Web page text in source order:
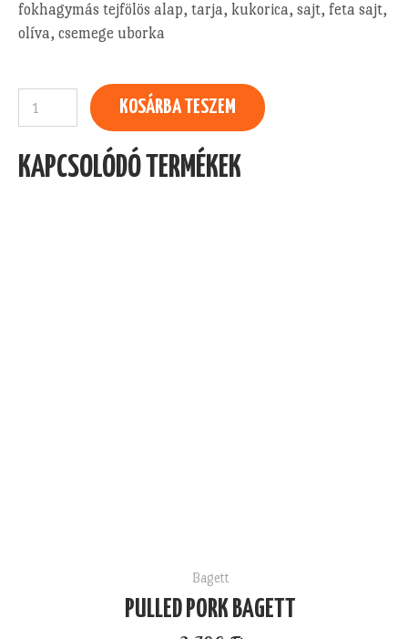
fokhagymás tejfölös alap, tarja, kukorica, sajt, feta sajt,
olíva, csemege uborka
Csücsi
bagett
KOSÁRBA TESZEM
KAPCSOLÓDÓ TERMÉKEK
Bagett
PULLED PORK BAGETT